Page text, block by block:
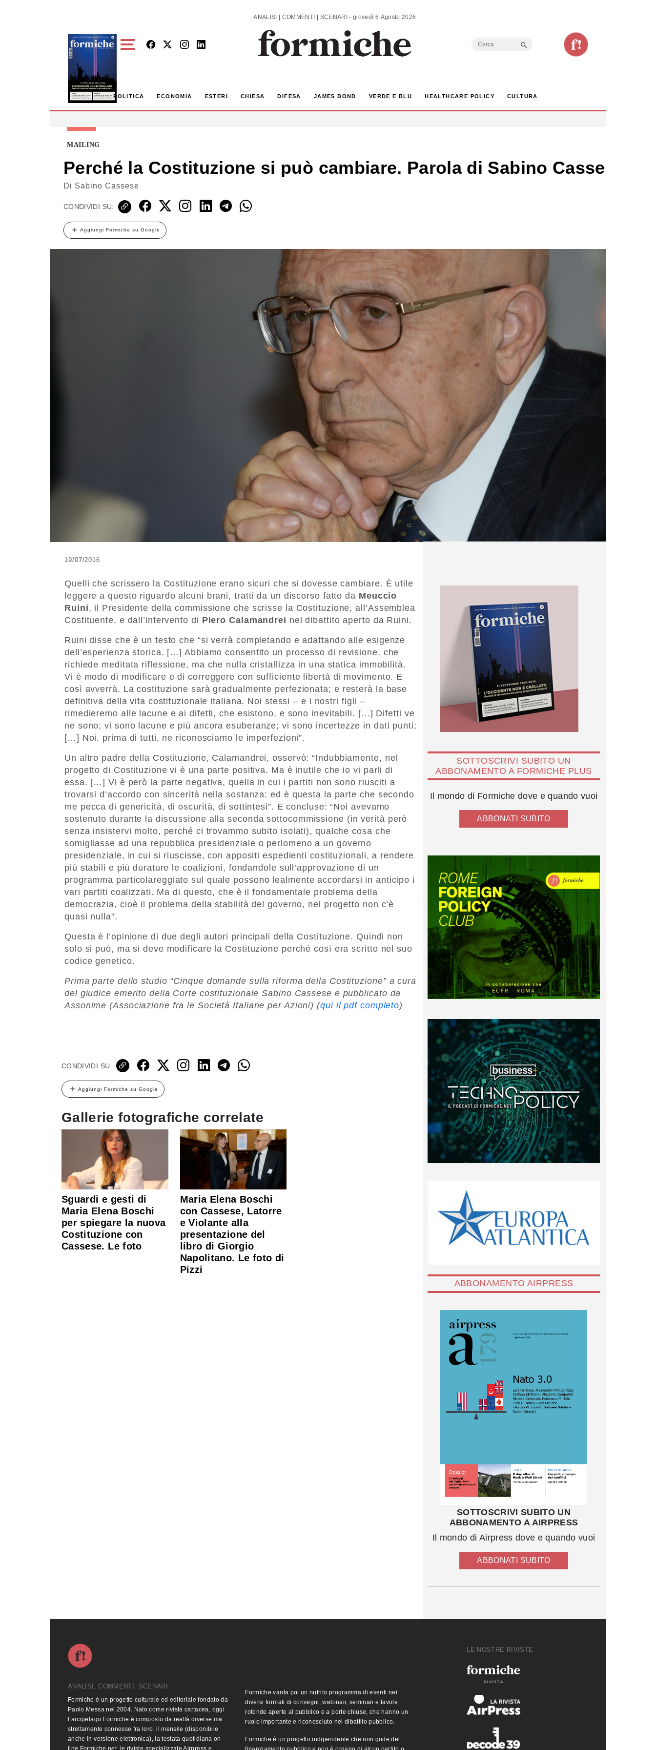
ANALISI | COMMENTI | SCENARI - giovedì 6 Agosto 2026
Search
POLITICA ECONOMIA ESTERI CHIESA DIFESA JAMES BOND VERDE E BLU HEALTHCARE POLICY CULTURA
MAILING
Perché la Costituzione si può cambiare. Parola di Sabino Cassese
Di Sabino Cassese
CONDIVIDI SU:
Aggiungi Formiche su Google
19/07/2016
Quelli che scrissero la Costituzione erano sicuri che si dovesse cambiare. È utile
leggere a questo riguardo alcuni brani, tratti da un discorso fatto da Meuccio
Ruini, il Presidente della commissione che scrisse la Costituzione, all’Assemblea
Costituente, e dall’intervento di Piero Calamandrei nel dibattito aperto da Ruini.
Ruini disse che è un testo che “si verrà completando e adattando alle esigenze
dell’esperienza storica. […] Abbiamo consentito un processo di revisione, che
richiede meditata riflessione, ma che nulla cristallizza in una statica immobilità.
Vi è modo di modificare e di correggere con sufficiente libertà di movimento. E
così avverrà. La costituzione sarà gradualmente perfezionata; e resterà la base
definitiva della vita costituzionale italiana. Noi stessi – e i nostri figli –
rimedieremo alle lacune e ai difetti, che esistono, e sono inevitabili. […] Difetti ve
ne sono; vi sono lacune e più ancora esuberanze; vi sono incertezze in dati punti;
[…] Noi, prima di tutti, ne riconosciamo le imperfezioni”.
Un altro padre della Costituzione, Calamandrei, osservò: “Indubbiamente, nel
progetto di Costituzione vi è una parte positiva. Ma è inutile che io vi parli di
essa. […] Vi è però la parte negativa, quella in cui i partiti non sono riusciti a
trovarsi d’accordo con sincerità nella sostanza: ed è questa la parte che secondo
me pecca di genericità, di oscurità, di sottintesi”. E concluse: “Noi avevamo
sostenuto durante la discussione alla seconda sottocommissione (in verità però
senza insistervi molto, perché ci trovammo subito isolati), qualche cosa che
somigliasse ad una repubblica presidenziale o perlomeno a un governo
presidenziale, in cui si riuscisse, con appositi espedienti costituzionali, a rendere
più stabili e più durature le coalizioni, fondandole sull’approvazione di un
programma particolareggiato sul quale possono lealmente accordarsi in anticipo i
vari partiti coalizzati. Ma di questo, che è il fondamentale problema della
democrazia, cioè il problema della stabilità del governo, nel progetto non c’è
quasi nulla”.
Questa è l’opinione di due degli autori principali della Costituzione. Quindi non
solo si può, ma si deve modificare la Costituzione perché così era scritto nel suo
codice genetico.
Prima parte dello studio “Cinque domande sulla riforma della Costituzione” a cura
del giudice emerito della Corte costituzionale Sabino Cassese e pubblicato da
Assonime (Associazione fra le Società Italiane per Azioni) (qui il pdf completo)
CONDIVIDI SU:
Aggiungi Formiche su Google
Gallerie fotografiche correlate
Sguardi e gesti di
Maria Elena Boschi
per spiegare la nuova
Costituzione con
Cassese. Le foto
Maria Elena Boschi
con Cassese, Latorre
e Violante alla
presentazione del
libro di Giorgio
Napolitano. Le foto di
Pizzi
SOTTOSCRIVI SUBITO UN
ABBONAMENTO A FORMICHE PLUS
Il mondo di Formiche dove e quando vuoi
ABBONATI SUBITO
ABBONAMENTO AIRPRESS
SOTTOSCRIVI SUBITO UN
ABBONAMENTO A AIRPRESS
Il mondo di Airpress dove e quando vuoi
ABBONATI SUBITO
ANALISI, COMMENTI, SCENARI
Formiche è un progetto culturale ed editoriale fondato da
Paolo Messa nel 2004. Nato come rivista cartacea, oggi
l’arcipelago Formiche è composto da realtà diverse ma
strettamente connesse fra loro: il mensile (disponibile
anche in versione elettronica), la testata quotidiana on-
line Formiche.net, le riviste specializzate Airpress e
Formiche vanta poi un nutrito programma di eventi nei
diversi formati di convegni, webinair, seminari e tavole
rotonde aperte al pubblico e a porte chiuse, che hanno un
ruolo importante e riconosciuto nel dibattito pubblico.
Formiche è un progetto indipendente che non gode del
LE NOSTRE RIVISTE